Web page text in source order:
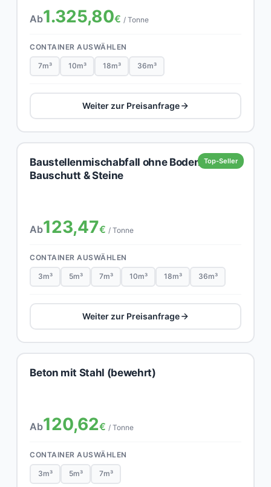
Ab1.325,80€ / Tonne
CONTAINER AUSWÄHLEN
7m³ 10m³ 18m³ 36m³
Weiter zur Preisanfrage
Top-Seller
Baustellenmischabfall ohne Boden,
Bauschutt & Steine
Ab123,47€ / Tonne
CONTAINER AUSWÄHLEN
3m³ 5m³ 7m³ 10m³ 18m³ 36m³
Weiter zur Preisanfrage
Beton mit Stahl (bewehrt)
Ab120,62€ / Tonne
CONTAINER AUSWÄHLEN
3m³ 5m³ 7m³